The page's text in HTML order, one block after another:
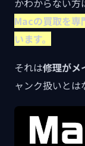
かわからない方
Macの買取を専
います。
それは修理がメ
ャンク扱いとは